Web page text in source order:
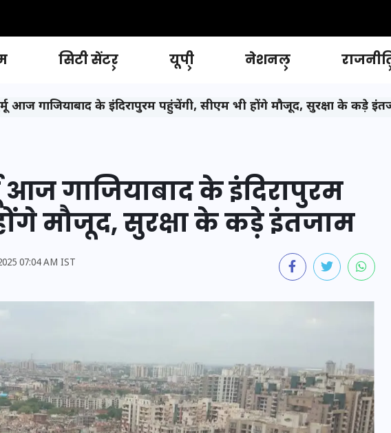
सिटी सेंटर यूपी नेशनल
मुर्मू आज गाजियाबाद के इंदिरापुरम पहुंचेंगी, सीएम भी होंगे मौजूद, सुरक्षा के कड़े
आज गाजियाबाद के इंदिरापुरम
मौजूद, सुरक्षा के कड़े इंतजाम
07:04 AM IST